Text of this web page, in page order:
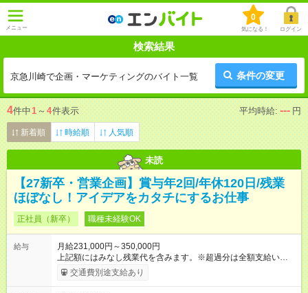
メニュー
0
気になる！ ログイン
検索結果
京急川崎で企画・マーケティングのバイト一覧 条件の変更
4件中1 ～ 4件表示 平均時給: --- 円
新着順 時給順 人気順
未読
【27新卒・営業企画】賞与年2回/年休120日/残業
ほぼなし！アイデアをカタチにするお仕事
正社員（新卒） 職種未経験OK
給与
月給231,000円～350,000円
上記額にはみなし残業代を含みます。※超過分は全額支給いたし
ます。 みなし残業代 24,000円 ～ 37,000円／月 みなし残業時
間 15時間／月 【給与】 月給： 大卒・院卒 ：243，000
交通費別途支給あり